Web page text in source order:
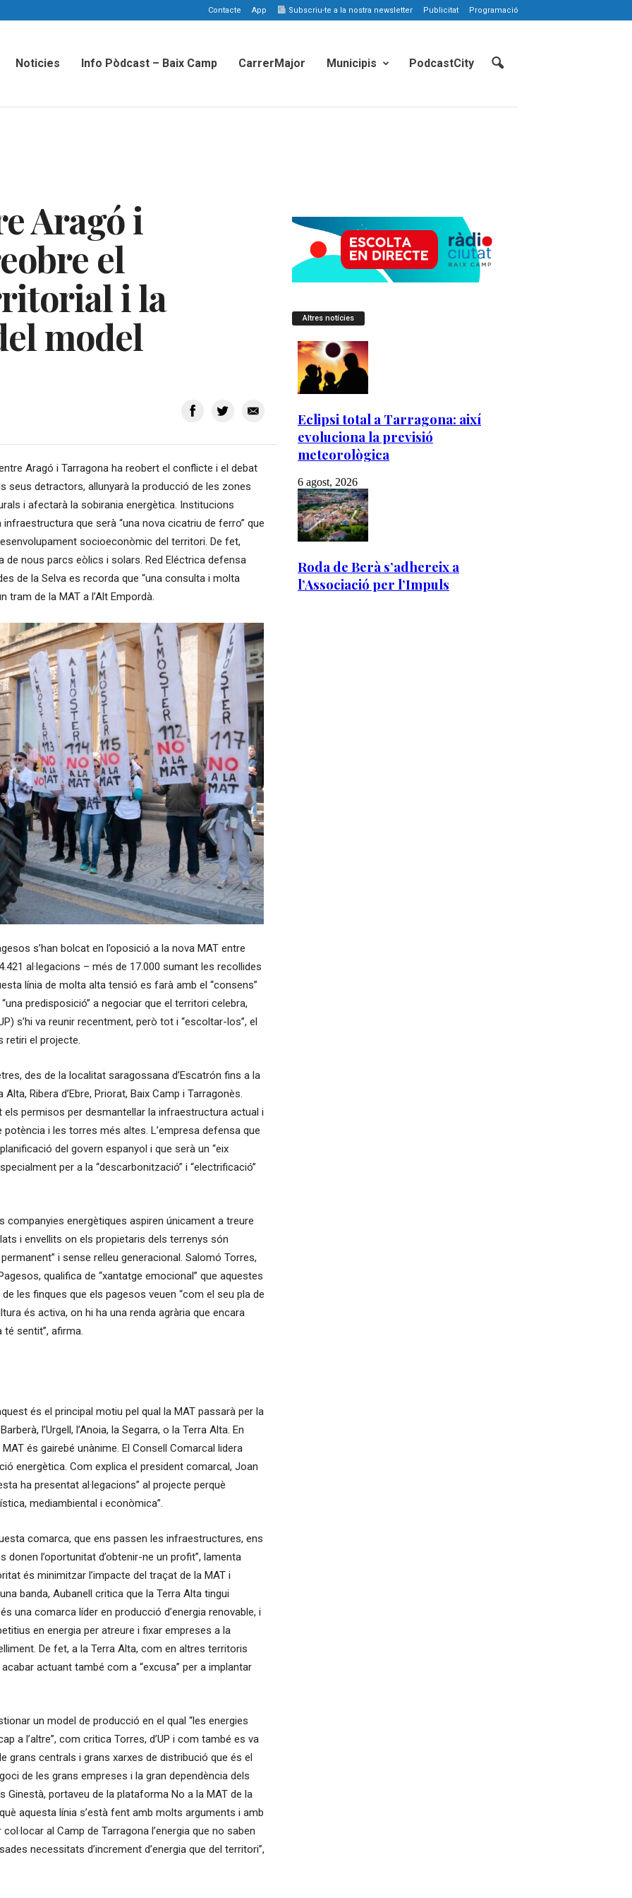
Contacte App Subscriu-te a la nostra newsletter Publicitat Programació
Noticies Info Pòdcast – Baix Camp CarrerMajor Municipis PodcastCity
Aragó i
el
i la
model
Aragó i Tarragona ha reobert el conflicte i el debat
seus detractors, allunyarà la producció de les zones
i afectarà la sobirania energètica. Institucions
que serà “una nova cicatriu de ferro” que
socioeconòmic del territori. De fet,
de nous parcs eòlics i solars. Red Eléctrica defensa
de la Selva es recorda que “una consulta i molta
tram de la MAT a l’Alt Empordà.
s’han bolcat en l’oposició a la nova MAT entre
al·legacions – més de 17.000 sumant les recollides
línia de molta alta tensió es farà amb el “consens”
predisposició” a negociar que el territori celebra,
s’hi va reunir recentment, però tot i “escoltar-los”, el
retiri el projecte.
des de la localitat saragossana d’Escatrón fins a la
Ribera d’Ebre, Priorat, Baix Camp i Tarragonès.
permisos per desmantellar la infraestructura actual i
i les torres més altes. L’empresa defensa que
del govern espanyol i que serà un “eix
per a la “descarbonització” i “electrificació”
companyies energètiques aspiren únicament a treure
i envellits on els propietaris dels terrenys són
i sense relleu generacional. Salomó Torres,
qualifica de “xantatge emocional” que aquestes
les finques que els pagesos veuen “com el seu pla de
és activa, on hi ha una renda agrària que encara
té sentit”, afirma.
és el principal motiu pel qual la MAT passarà per la
l’Urgell, l’Anoia, la Segarra, o la Terra Alta. En
és gairebé unànime. El Consell Comarcal lidera
energètica. Com explica el president comarcal, Joan
ha presentat al·legacions” al projecte perquè
mediambiental i econòmica”.
comarca, que ens passen les infraestructures, ens
l’oportunitat d’obtenir-ne un profit”, lamenta
és minimitzar l’impacte del traçat de la MAT i
banda, Aubanell critica que la Terra Alta tingui
una comarca líder en producció d’energia renovable, i
en energia per atreure i fixar empreses a la
De fet, a la Terra Alta, com en altres territoris
actuant també com a “excusa” per a implantar
un model de producció en el qual “les energies
a l’altre”, com critica Torres, d’UP i com també es va
grans centrals i grans xarxes de distribució que és el
de les grans empreses i la gran dependència dels
portaveu de la plataforma No a la MAT de la
aquesta línia s’està fent amb molts arguments i amb
al Camp de Tarragona l’energia que no saben
necessitats d’increment d’energia que del territori”,
Altres notícies